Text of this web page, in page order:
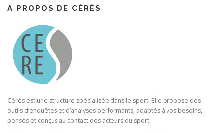
A PROPOS DE CÉRÈS
Cérès est une structure spécialisée dans le sport. Elle propose des
outils d’enquêtes et d’analyses performants, adaptés à vos besoins,
pensés et conçus au contact des acteurs du sport.